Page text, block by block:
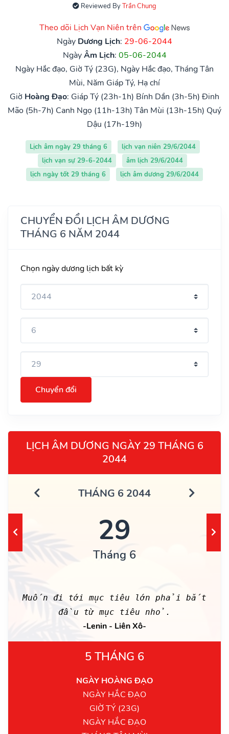
Reviewed ByTrần Chung
Theo dõi Lịch Vạn Niên trên
Ngày Dương Lịch: 29-06-2044
NgàyÂm Lịch: 05-06-2044
Ngày Hắc đạo, Giờ Tý (23G), Ngày Hắc đạo, Tháng Tân
Mùi, Năm Giáp Tý, Hạ chí
Giờ Hoàng Đạo: Giáp Tý (23h-1h) Bính Dần (3h-5h) Đinh
Mão (5h-7h) Canh Ngọ (11h-13h) Tân Mùi (13h-15h) Quý
Dậu (17h-19h)
Lịch âm ngày 29 tháng 6
lịch vạn niên 29/6/2044
lịch vạn sự 29-6-2044
âm lịch 29/6/2044
lịch ngày tốt 29 tháng 6
lịch âm dương 29/6/2044
CHUYỂN ĐỔI LỊCH ÂM DƯƠNG
THÁNG 6 NĂM 2044
Chọn ngày dương lịch bất kỳ
Chuyển đổi
LỊCH ÂM DƯƠNG NGÀY 29 THÁNG 6
2044
THÁNG 6 2044
29
Tháng 6
Muốn đi tới mục tiêu lớn phải bắt
đầu từ mục tiêu nhỏ.
-Lenin - Liên Xô-
5 THÁNG 6
NGÀY HOÀNG ĐẠO
NGÀY HẮC ĐẠO
GIỜ TÝ (23G)
NGÀY HẮC ĐẠO